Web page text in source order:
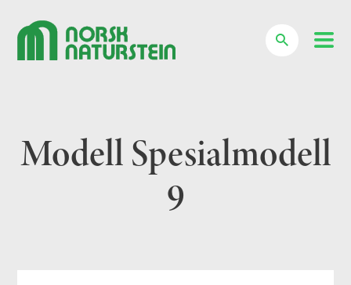
Modell Spesialmodell
9